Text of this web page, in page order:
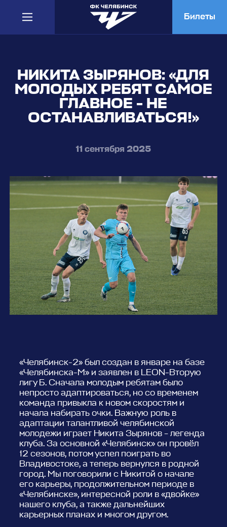
Билеты
НИКИТА ЗЫРЯНОВ: «ДЛЯ
МОЛОДЫХ РЕБЯТ САМОЕ
ГЛАВНОЕ - НЕ
ОСТАНАВЛИВАТЬСЯ!»
11 сентября 2025
«Челябинск-2» был создан в январе на базе
«Челябинска-М» и заявлен в LEON-Вторую
лигу Б. Сначала молодым ребятам было
непросто адаптироваться, но со временем
команда привыкла к новом скоростям и
начала набирать очки. Важную роль в
адаптации талантливой челябинской
молодежи играет Никита Зырянов – легенда
клуба. За основной «Челябинск» он провёл
12 сезонов, потом успел поиграть во
Владивостоке, а теперь вернулся в родной
город. Мы поговорили с Никитой о начале
его карьеры, продолжительном периоде в
«Челябинске», интересной роли в «двойке»
нашего клуба, а также дальнейших
карьерных планах и многом другом.